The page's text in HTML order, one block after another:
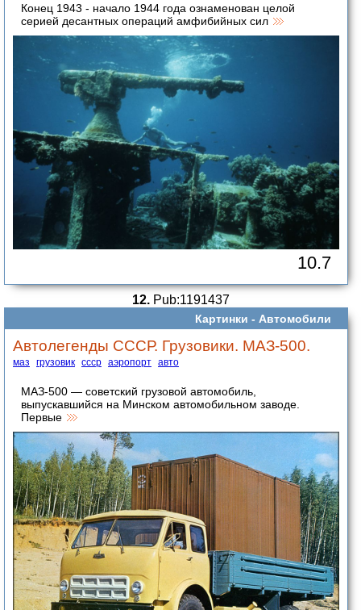
Конец 1943 - начало 1944 года ознаменован целой
серией десантных операций амфибийных сил
10.7
12.Pub:1191437
Картинки - Автомобили
Автолегенды СССР. Грузовики. МАЗ-500.
маз грузовик ссср аэропорт авто
МАЗ-500 — советский грузовой автомобиль,
выпускавшийся на Минском автомобильном заводе.
Первые